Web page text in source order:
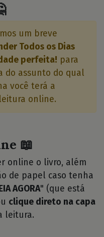
um breve
Todos os Dias
perfeita! para
do assunto do qual
você terá a
online.
📖
online o livro, além
de papel caso tenha
AGORA" (que está
clique direto na capa
leitura.